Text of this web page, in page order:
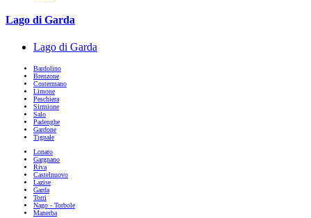
Lago di Garda
Lago di Garda
Bardolino
Brenzone
Costermano
Limone
Peschiera
Sirmione
Salo
Padenghe
Gardone
Tignale
Lonato
Gargnano
Riva
Castelnuovo
Lazise
Garda
Torri
Nago - Torbole
Manerba